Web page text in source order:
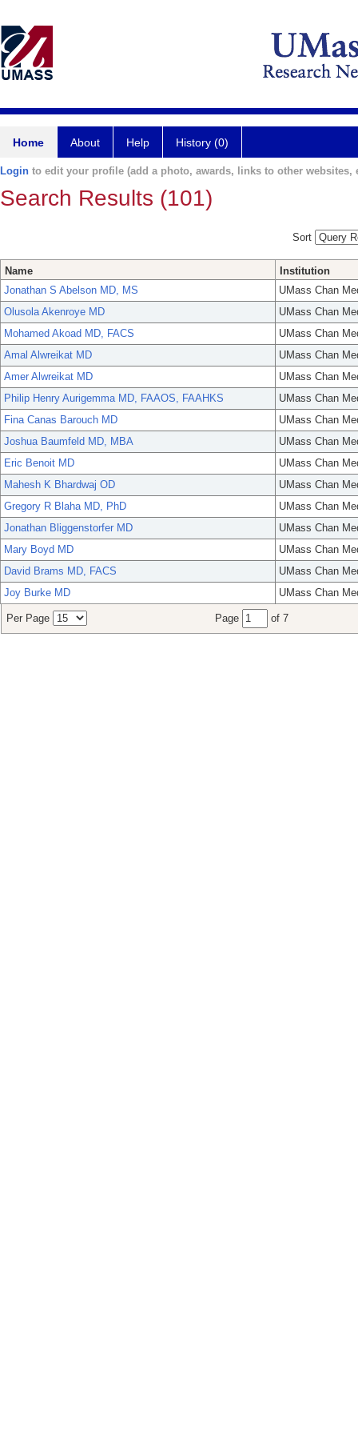
Home About Help History (0)
Login to edit your profile (add a photo, awards, links to other websites,
Search Results (101)
Sort
Name
Institution
Jonathan S Abelson MD, MS
UMass Chan
Olusola Akenroye MD
UMass Chan
Mohamed Akoad MD, FACS
UMass Chan
Amal Alwreikat MD
UMass Chan
Amer Alwreikat MD
UMass Chan
Philip Henry Aurigemma MD, FAAOS, FAAHKS
UMass Chan
Fina Canas Barouch MD
UMass Chan
Joshua Baumfeld MD, MBA
UMass Chan
Eric Benoit MD
UMass Chan
Mahesh K Bhardwaj OD
UMass Chan
Gregory R Blaha MD, PhD
UMass Chan
Jonathan Bliggenstorfer MD
UMass Chan
Mary Boyd MD
UMass Chan
David Brams MD, FACS
UMass Chan
Joy Burke MD
UMass Chan
Per Page Page of 7